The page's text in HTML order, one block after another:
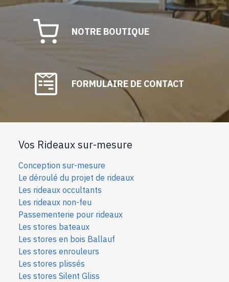
NOTRE BOUTIQUE
FORMULAIRE DE CONTACT
Vos Rideaux sur-mesure
Conception sur-mesure
Le déroulé du projet de rideaux
Les rideaux occultants
Les rideaux non-feu
Passementerie pour rideaux
Les stores bateaux
Les stores en bois Ballauf
Les stores enrouleurs
Les stores plissés
Les stores Silent Gliss